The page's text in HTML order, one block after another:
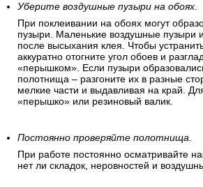
Уберите воздушные пузыри на обоях.
При поклеивании на обоях могут
пузыри. Маленькие воздушные пузыри
после высыхания клея. Чтобы
аккуратно отогните угол обоев и
«перышком». Если пузыри
полотнища – разгоните их в разные
мелкие части и выдавливая на край.
«перышко» или резиновый валик.
Постоянно проверяйте полотнища.
При работе постоянно осматривайте
нет ли складок, неровностей и